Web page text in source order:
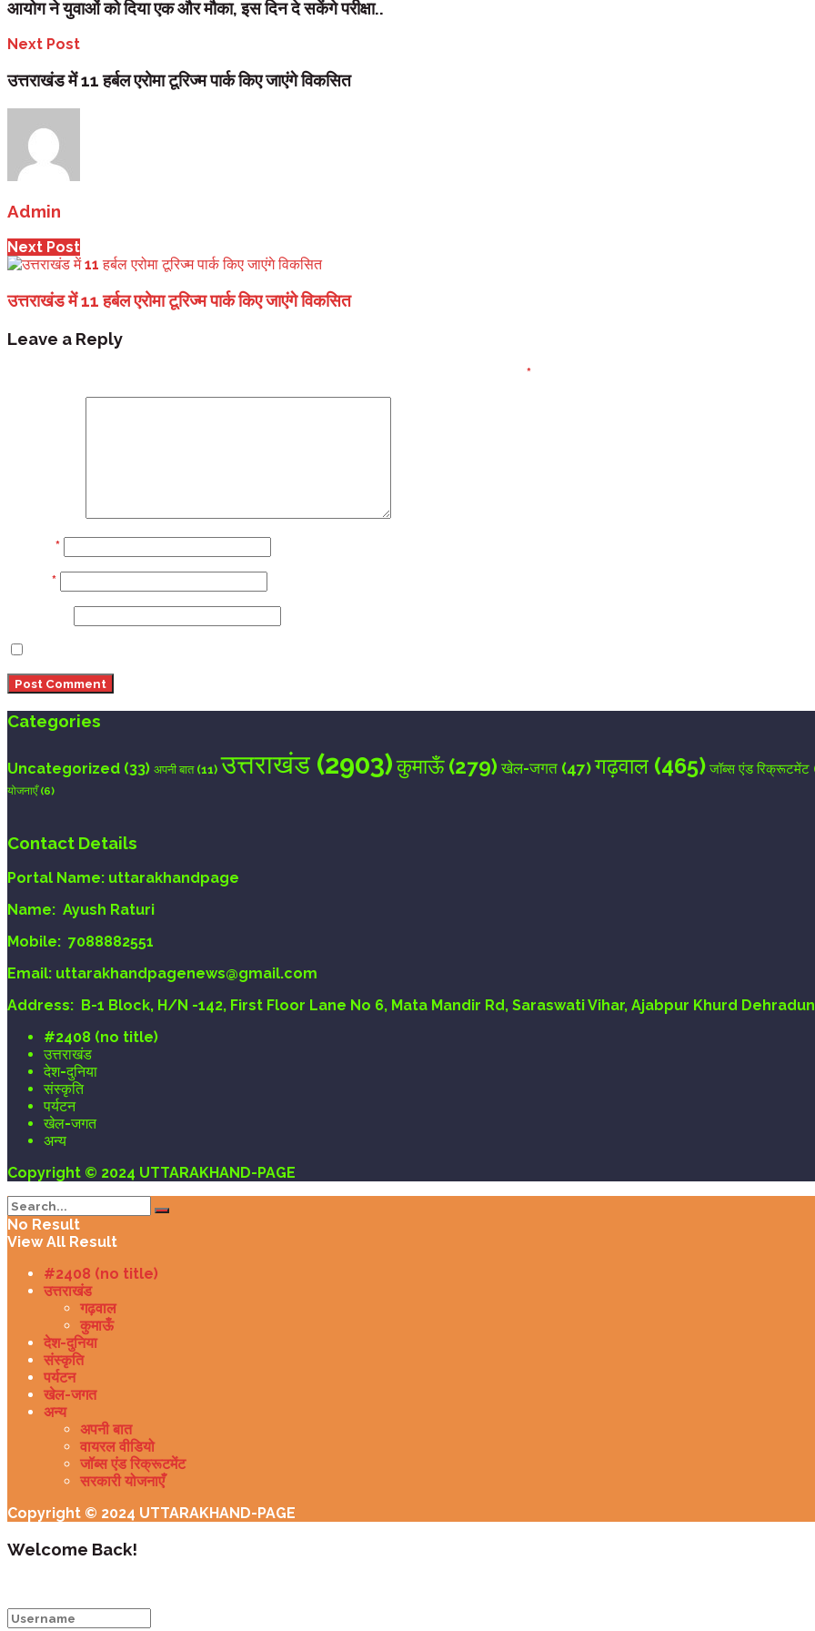
आयोग ने युवाओं को दिया एक और मौका, इस दिन दे सकेंगे परीक्षा..
Next Post
उत्तराखंड में 11 हर्बल एरोमा टूरिज्म पार्क किए जाएंगे विकसित
Admin
Next Post
उत्तराखंड में 11 हर्बल एरोमा टूरिज्म पार्क किए जाएंगे विकसित
Leave a Reply
*
*
*
Categories
Uncategorized (33) अपनी बात(11) उत्तराखंड (2903)कुमाऊँ(279) खेल-जगत (47) गढ़वाल (465) जॉब्स एंड रिक्रूटमेंट
योजनाएँ(6)
Contact Details
Portal Name: uttarakhandpage
Name: Ayush Raturi
Mobile: 7088882551
Email: uttarakhandpagenews@gmail.com
Address: B-1 Block, H/N -142, First Floor Lane No 6, Mata Mandir Rd, Saraswati Vihar, Ajabpur Khurd
#2408 (no title)
उत्तराखंड
देश-दुनिया
संस्कृति
पर्यटन
खेल-जगत
अन्य
Copyright © 2024 UTTARAKHAND-PAGE
No Result
View All Result
#2408 (no title)
उत्तराखंड
गढ़वाल
कुमाऊँ
देश-दुनिया
संस्कृति
पर्यटन
खेल-जगत
अन्य
अपनी बात
वायरल वीडियो
जॉब्स एंड रिक्रूटमेंट
सरकारी योजनाएँ
Copyright © 2024 UTTARAKHAND-PAGE
Welcome Back!